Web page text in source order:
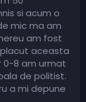
si acum o
mic ma am
am fost
aceasta
0-8 am urmat
de politist.
a mi depune